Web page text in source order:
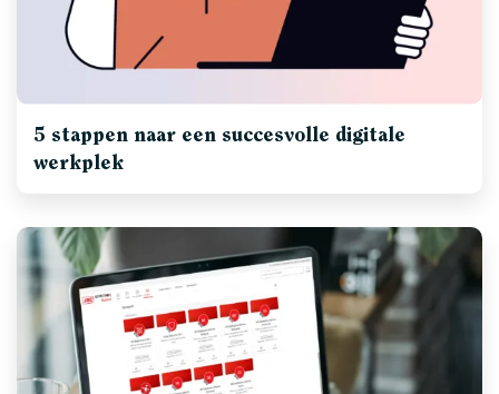
5 stappen naar een succesvolle digitale
werkplek